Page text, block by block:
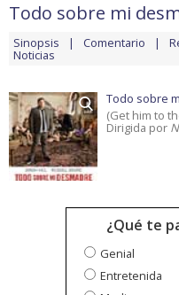
Todo sobre mi
Sinopsis Comentario
Noticias
Todo sobre
(Get him to
Dirigida por
¿Qué te
Genial
Entretenida